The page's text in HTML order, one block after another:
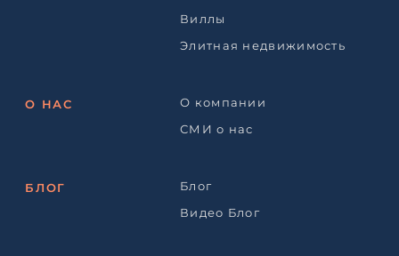
Виллы
Элитная недвижимость
О НАС
О компании
СМИ о нас
БЛОГ
Блог
Видео Блог